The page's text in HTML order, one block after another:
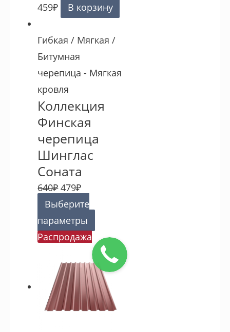
459₽ В корзину
Гибкая / Мягкая /
Битумная
черепица - Мягкая
кровля
Коллекция
Финская
черепица
Шинглас
Соната
640₽ 479₽
Выберите
параметры
Распродажа